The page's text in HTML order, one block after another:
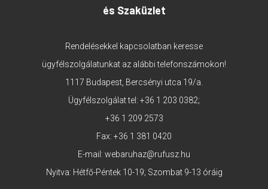
és Szaküzlet
Rendelésekkel kapcsolatban keresse
ügyfélszolgálatunkat az alábbi telefonszámokon!
1117 Budapest, Bercsényi utca 19/a.
Ügyfélszolgálat tel: +36 1 203 0382;
+36 1 209 2573
Fax: +36 1 381 0420
E-mail: webaruhaz@rufusz.hu
Nyitva: Hétfő-Péntek 10-19; Szombat 9-13 óráig